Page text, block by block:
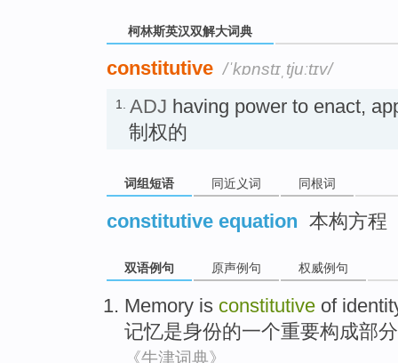
柯林斯英汉双解大词典
constitutive /ˈkɒnstɪˌtjuːtɪv/
1. ADJ having power to enact,
制权的
词组短语 同近义词 同根词
constitutive equation 本构方程
双语例句 原声例句 权威例句
Memory is constitutive of
记忆是身份的一个重要构成部分
《牛津词典》